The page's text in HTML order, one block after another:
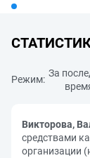
Режим:
За
Викторова,
средствами